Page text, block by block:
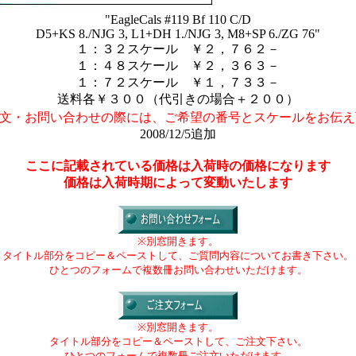
"EagleCals #119 Bf 110 C/D
D5+KS 8./NJG 3, L1+DH 1./NJG 3, M8+SP 6./ZG 76"
１：３２スケール ￥２，７６２－
１：４８スケール ￥２，３６３－
１：７２スケール ￥１，７３３－
送料各￥３００（代引きの場合＋２００）
・お問い合わせの際には、ご希望の番号とスケールをお伝
2008/12/5追加
ここに記載されている価格は入荷時の価格になります
価格は入荷時期によって変動いたします
※別窓開きます。
タイトル部分をコピー＆ペーストして、ご質問内容についてお書き下さい。
ひとつのフォームで複数冊お問い合わせいただけます。
※別窓開きます。
タイトル部分をコピー＆ペーストして、ご注文下さい。